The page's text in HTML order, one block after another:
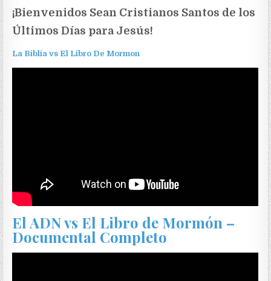
¡Bienvenidos Sean Cristianos Santos de los
Últimos Días para Jesús!
La Biblia vs El Libro De Mormon
El ADN vs El Libro de Mormón –
Documental Completo